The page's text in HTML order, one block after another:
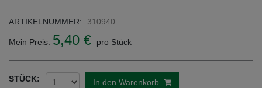
ARTIKELNUMMER: 310940
Mein Preis: 5,40 € pro Stück
STÜCK: In den Warenkorb